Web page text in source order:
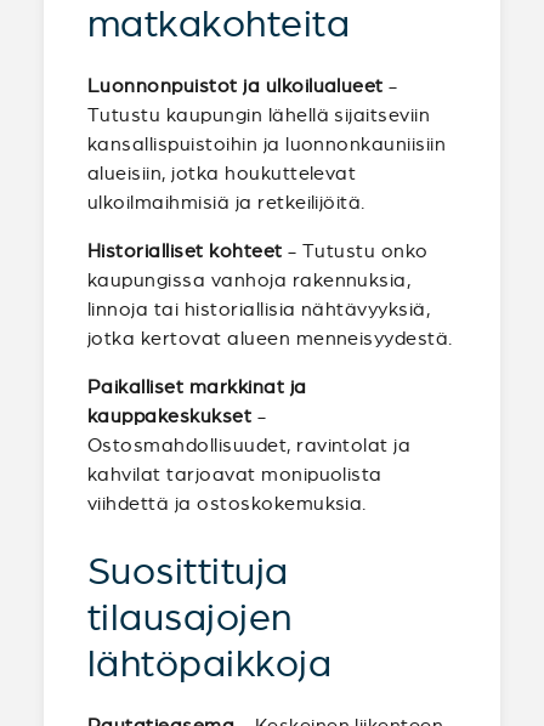
matkakohteita
Luonnonpuistot ja ulkoilualueet -
Tutustu kaupungin lähellä sijaitseviin
kansallispuistoihin ja luonnonkauniisiin
alueisiin, jotka houkuttelevat
ulkoilmaihmisiä ja retkeilijöitä.
Historialliset kohteet - Tutustu onko
kaupungissa vanhoja rakennuksia,
linnoja tai historiallisia nähtävyyksiä,
jotka kertovat alueen menneisyydestä.
Paikalliset markkinat ja
kauppakeskukset -
Ostosmahdollisuudet, ravintolat ja
kahvilat tarjoavat monipuolista
viihdettä ja ostoskokemuksia.
Suosittituja
tilausajojen
lähtöpaikkoja